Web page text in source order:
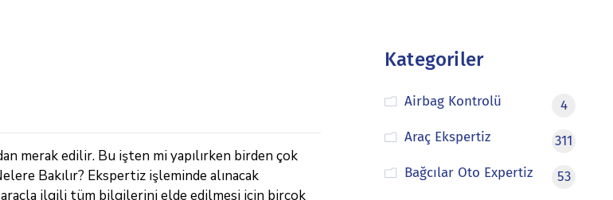
merak edilir. Bu işten mi yapılırken birden çok
Bakılır? Ekspertiz işleminde alınacak
araçla ilgili tüm bilgilerini elde edilmesi için birçok
Kategoriler
Airbag Kontrolü
4
Araç Ekspertiz
311
Bağcılar Oto Expertiz
53